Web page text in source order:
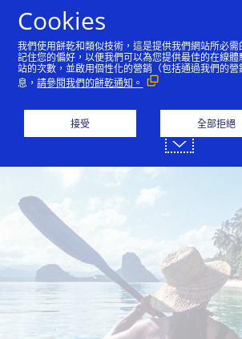
Visa信用卡 Visa金融卡 Visa
Visa Platinum
Cookies
我們使用餅乾和類似技術，這是提供我們網站所必
記住您的偏好，以便我們可以為您提供最佳的在線
站的次數，並啟用個性化的營銷（包括通過我們的
息，請參閱我們的餅乾通知。
接受 全部拒絕